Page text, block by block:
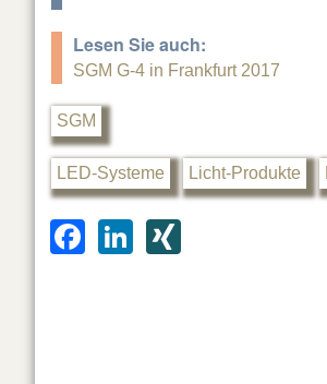
Lesen Sie auch:
SGM G-4 in Frankfurt 2017
SGM
LED-Systeme Licht-Produkte
F
Li